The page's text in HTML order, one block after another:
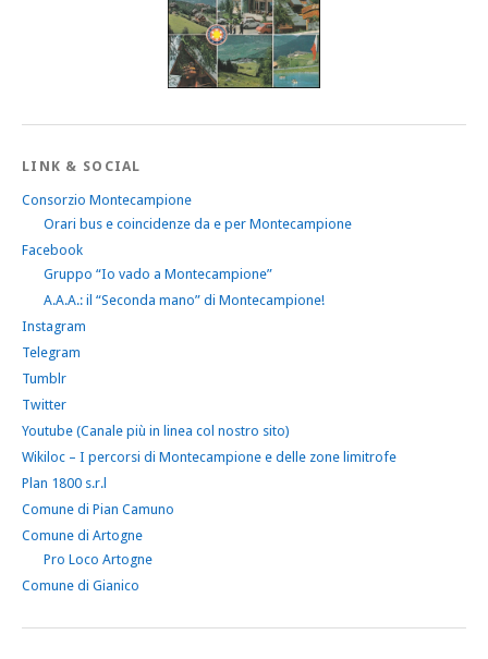
LINK & SOCIAL
Consorzio Montecampione
Orari bus e coincidenze da e per Montecampione
Facebook
Gruppo “Io vado a Montecampione”
A.A.A.: il “Seconda mano” di Montecampione!
Instagram
Telegram
Tumblr
Twitter
Youtube (Canale più in linea col nostro sito)
Wikiloc – I percorsi di Montecampione e delle zone limitrofe
Plan 1800 s.r.l
Comune di Pian Camuno
Comune di Artogne
Pro Loco Artogne
Comune di Gianico